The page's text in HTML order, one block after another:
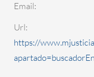
Email:
Url:
https://